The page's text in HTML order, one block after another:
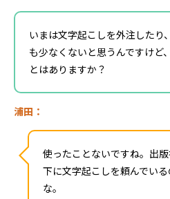
いまは文字起こしを外注したり
も少なくないと思うんですけど
とはありますか？
浦田：
使ったことないですね。出
下に文字起こしを頼んでい
な。